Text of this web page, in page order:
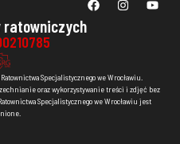
ratowniczych
Specjalistycznego we Wrocławiu.
oraz wykorzystywanie treści i zdjęć bez
Specjalistycznego we Wrocławiu jest